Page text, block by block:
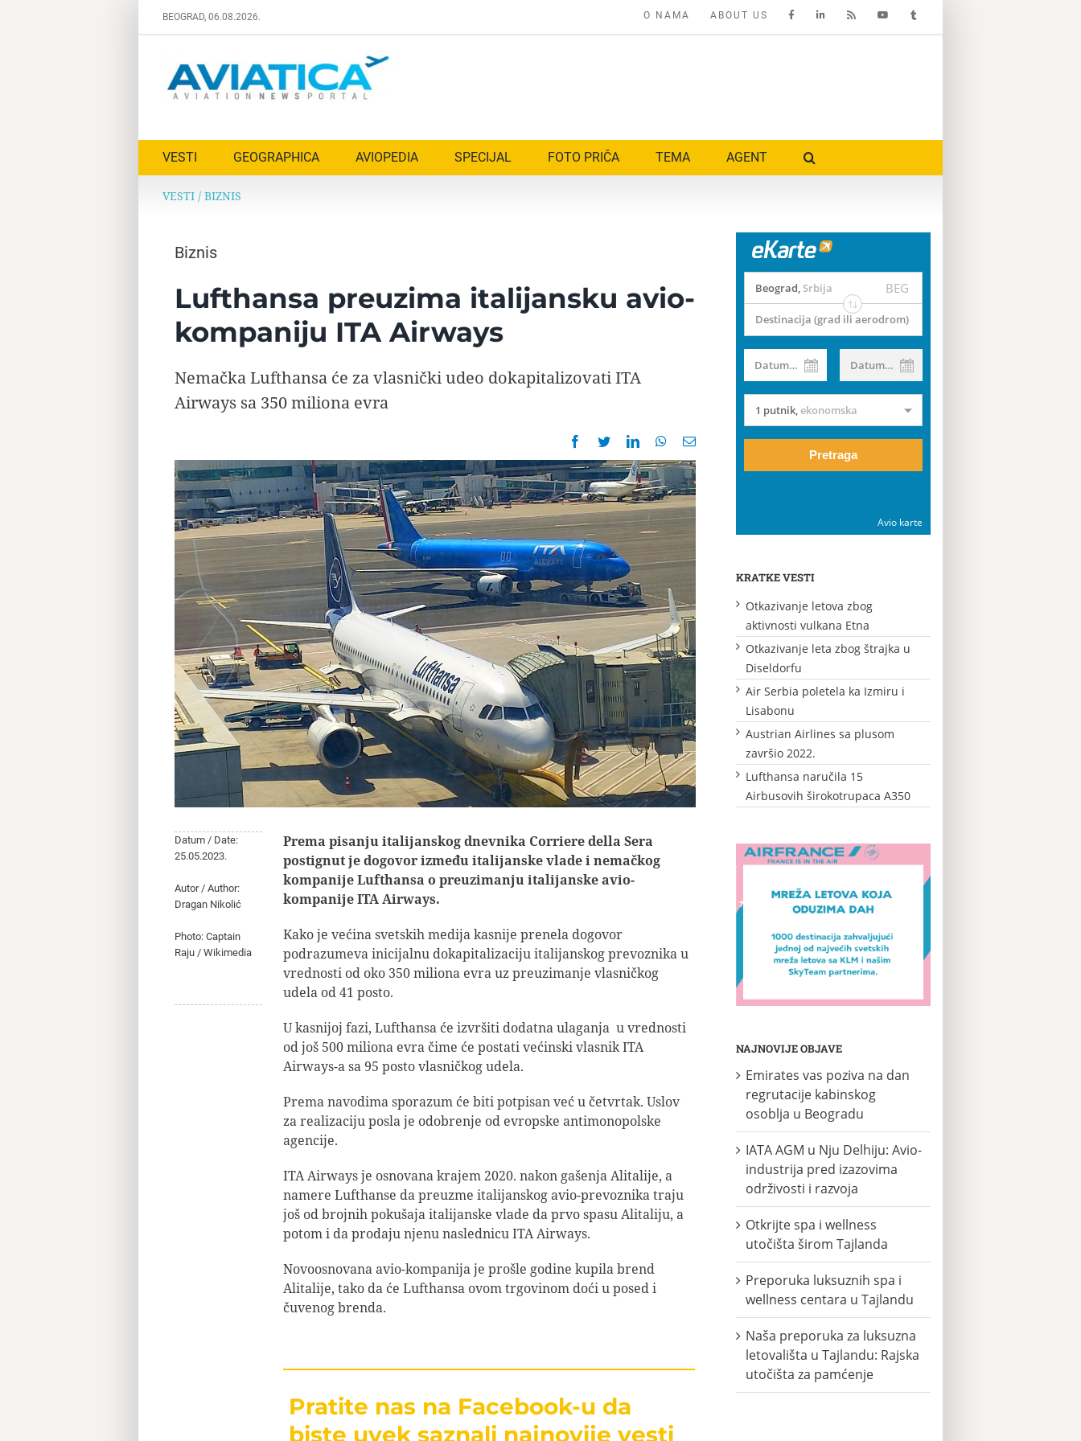
BEOGRAD, 06.08.2026. O NAMA ABOUT US
VESTI GEOGRAPHICA AVIOPEDIA SPECIJAL FOTO PRIČA TEMA AGENT
VESTI/ BIZNIS
Biznis
Lufthansa preuzima italijansku avio-
kompaniju ITA Airways
Nemačka Lufthansa će za vlasnički udeo dokapitalizovati ITA
Airways sa 350 miliona evra
Datum / Date:
25.05.2023.
Autor / Author:
Dragan Nikolić
Photo: Captain
Raju / Wikimedia
Prema pisanju italijanskog dnevnika Corriere della Sera
postignut je dogovor između italijanske vlade i nemačkog
kompanije Lufthansa o preuzimanju italijanske avio-
kompanije ITA Airways.
Kako je većina svetskih medija kasnije prenela dogovor
podrazumeva inicijalnu dokapitalizaciju italijanskog prevoznika u
vrednosti od oko 350 miliona evra uz preuzimanje vlasničkog
udela od 41 posto.
U kasnijoj fazi, Lufthansa će izvršiti dodatna ulaganja u vrednosti
od još 500 miliona evra čime će postati većinski vlasnik ITA
Airways-a sa 95 posto vlasničkog udela.
Prema navodima sporazum će biti potpisan već u četvrtak. Uslov
za realizaciju posla je odobrenje od evropske antimonopolske
agencije.
ITA Airways je osnovana krajem 2020. nakon gašenja Alitalije, a
namere Lufthanse da preuzme italijanskog avio-prevoznika traju
još od brojnih pokušaja italijanske vlade da prvo spasu Alitaliju, a
potom i da prodaju njenu naslednicu ITA Airways.
Novoosnovana avio-kompanija je prošle godine kupila brend
Alitalije, tako da će Lufthansa ovom trgovinom doći u posed i
čuvenog brenda.
Pratite nas na Facebook-u da
biste uvek saznali najnovije vesti
Beograd, Srbija BEG
Destinacija (grad ili aerodrom)
Datum od Datum do
1 putnik,ekonomska
Pretraga
Avio karte
KRATKE VESTI
Otkazivanje letova zbog
aktivnosti vulkana Etna
Otkazivanje leta zbog štrajka u
Diseldorfu
Air Serbia poletela ka Izmiru i
Lisabonu
Austrian Airlines sa plusom
završio 2022.
Lufthansa naručila 15
Airbusovih širokotrupaca A350
NAJNOVIJE OBJAVE
Emirates vas poziva na dan
regrutacije kabinskog
osoblja u Beogradu
IATA AGM u Nju Delhiju: Avio-
industrija pred izazovima
održivosti i razvoja
Otkrijte spa i wellness
utočišta širom Tajlanda
Preporuka luksuznih spa i
wellness centara u Tajlandu
Naša preporuka za luksuzna
letovališta u Tajlandu: Rajska
utočišta za pamćenje